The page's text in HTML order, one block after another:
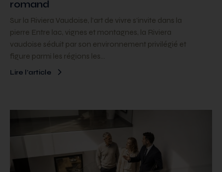
romand
Sur la Riviera Vaudoise, l’art de vivre s’invite dans la
pierre Entre lac, vignes et montagnes, la Riviera
vaudoise séduit par son environnement privilégié et
figure parmi les régions les…
Lire l’article